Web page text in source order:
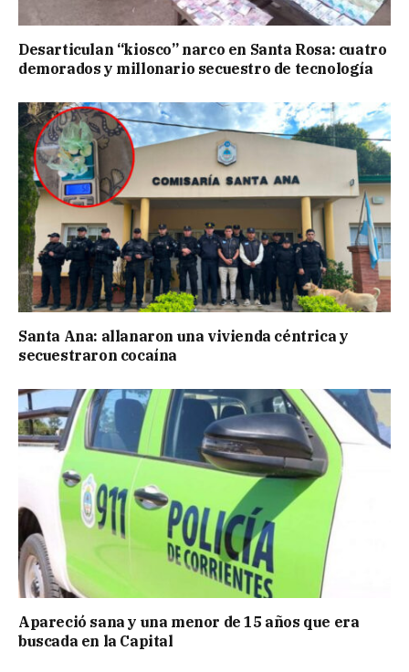
Desarticulan “kiosco” narco en Santa Rosa: cuatro
demorados y millonario secuestro de tecnología
Santa Ana: allanaron una vivienda céntrica y
secuestraron cocaína
Apareció sana y una menor de 15 años que era
buscada en la Capital